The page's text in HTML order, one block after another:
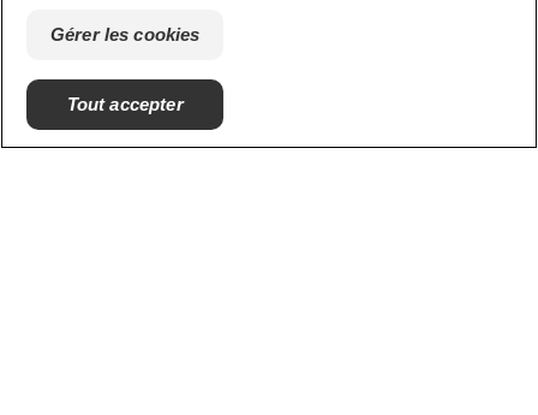
Carrières
Gérer les cookies
Tout accepter